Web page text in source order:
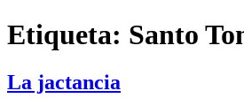
Etiqueta: Santo
La jactancia